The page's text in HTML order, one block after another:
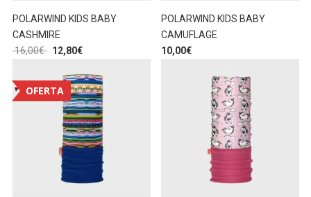
POLARWIND KIDS BABY
CASHMIRE
16,00€ 12,80€
POLARWIND KIDS BABY
CAMUFLAGE
10,00€
OFERTA